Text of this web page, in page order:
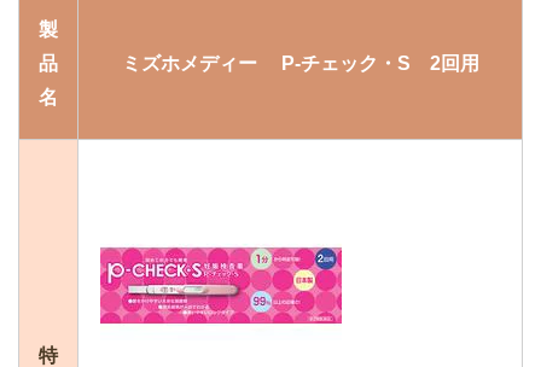
製
品
名
ミズホメディー P-チェック・S 2回用
特